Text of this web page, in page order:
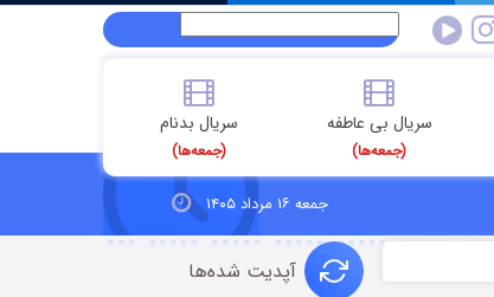
سریال بی عاطفه
(جمعه‌ها)
سریال بدنام
(جمعه‌ها)
جمعه ۱۶ مرداد ۱۴۰۵
آپدیت شده‌ها